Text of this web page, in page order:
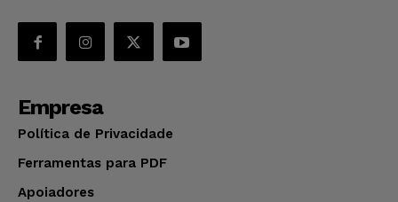
Empresa
Política de Privacidade
Ferramentas para PDF
Apoiadores